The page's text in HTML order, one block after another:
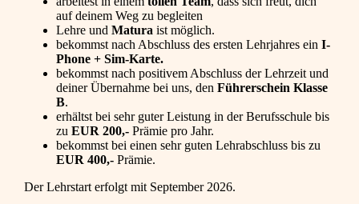
auf deinem Weg zu begleiten
Lehre und Matura ist möglich.
bekommst nach Abschluss des ersten Lehrjahres ein I-
Phone + Sim-Karte.
bekommst nach positivem Abschluss der Lehrzeit und
deiner Übernahme bei uns, den Führerschein Klasse
B.
erhältst bei sehr guter Leistung in der Berufsschule bis
zu EUR 200,- Prämie pro Jahr.
bekommst bei einen sehr guten Lehrabschluss bis zu
EUR 400,- Prämie.
Der Lehrstart erfolgt mit September 2026.